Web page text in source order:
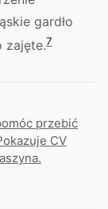
gardło
zajęte.7
przebić
CV